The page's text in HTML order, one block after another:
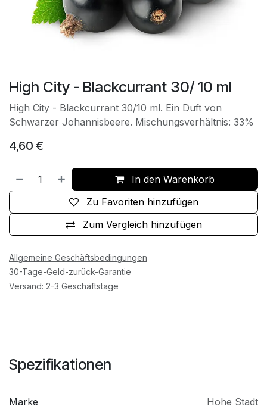
High City - Blackcurrant 30/ 10 ml
High City - Blackcurrant 30/10 ml. Ein Duft von
Schwarzer Johannisbeere. Mischungsverhältnis: 33%
4,60 €
In den Warenkorb
Zum Vergleich hinzufügen
Zu Favoriten hinzufügen
Allgemeine Geschäftsbedingungen
30-Tage-Geld-zurück-Garantie
Versand: 2-3 Geschäftstage
Spezifikationen
Marke Hohe Stadt